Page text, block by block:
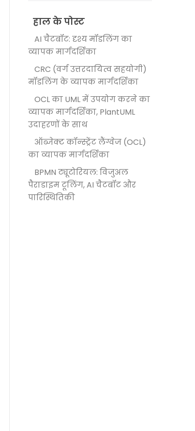
हाल के पोस्ट
AI चैटबॉट: दृश्य मॉडलिंग का
व्यापक मार्गदर्शिका
CRC (वर्ग उत्तरदायित्व सहयोगी)
मॉडलिंग के व्यापक मार्गदर्शिका
OCL का UML में उपयोग करने का
व्यापक मार्गदर्शिका, PlantUML
उदाहरणों के साथ
ऑब्जेक्ट कॉन्स्ट्रेंट लैंग्वेज (OCL)
का व्यापक मार्गदर्शिका
BPMN ट्यूटोरियल: विजुअल
पैराडाइम टूलिंग, AI चैटबॉट और
पारिस्थितिकी